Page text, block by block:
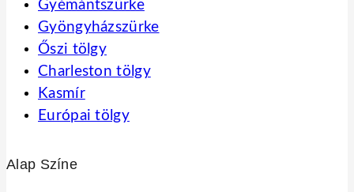
Gyémántszürke
Gyöngyházszürke
Őszi tölgy
Charleston tölgy
Kasmír
Európai tölgy
Alap Színe